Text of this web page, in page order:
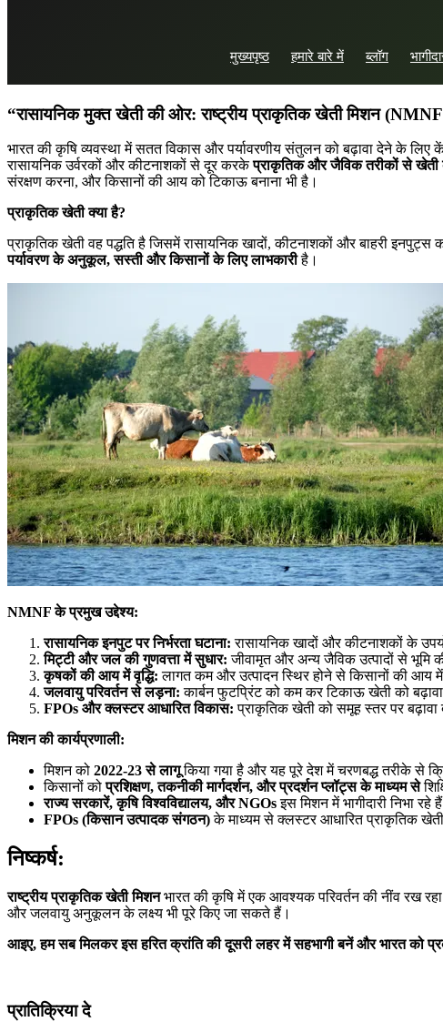
मुख्यपृष्ठ हमारे बारे में ब्लॉग
“रासायनिक मुक्त खेती की ओर:राष्ट्रीय प्राकृतिक खेती मिशन
भारत की कृषि व्यवस्था में सतत विकास और पर्यावरणीय संतुलन को बढ़ावा देने के लिए
रासायनिक उर्वरकों और कीटनाशकों से दूर करकेप्राकृतिक और जैविक तरीकों से खेती
संरक्षण करना, और किसानों की आय को टिकाऊ बनाना भी है।
प्राकृतिक खेती क्या है?
प्राकृतिक खेती वह पद्धति है जिसमें रासायनिक खादों, कीटनाशकों और बाहरी इनपुट्स
पर्यावरण के अनुकूल,सस्ती और किसानों के लिए लाभकारीहै।
NMNFके प्रमुख उद्देश्य:
रासायनिक इनपुट पर निर्भरता घटाना: रासायनिक खादों और कीटनाशकों के
मिट्टी और जल की गुणवत्ता में सुधार: जीवामृत और अन्य जैविक उत्पादों से भूमि
कृषकों की आय में वृद्धि: लागत कम और उत्पादन स्थिर होने से किसानों की आय में
जलवायु परिवर्तन से लड़ना: कार्बन फुटप्रिंट को कम कर टिकाऊ खेती को बढ़ावा
FPOs और क्लस्टर आधारित विकास: प्राकृतिक खेती को समूह स्तर पर बढ़ावा
मिशन की कार्यप्रणाली:
मिशन को 2022-23से लागूकिया गया है और यह पूरे देश में चरणबद्ध तरीके से
किसानों कोप्रशिक्षण,तकनीकी मार्गदर्शन, और प्रदर्शन प्लॉट्स के माध्यम से
राज्य सरकारें,कृषि विश्वविद्यालय, औरNGOsइस मिशन में भागीदारी निभा रहे
FPOs (किसान उत्पादक संगठन)के माध्यम से क्लस्टर आधारित प्राकृतिक खेती
निष्कर्ष:
राष्ट्रीय प्राकृतिक खेती मिशनभारत की कृषि में एक आवश्यक परिवर्तन की नींव रख
और जलवायु अनुकूलन के लक्ष्य भी पूरे किए जा सकते हैं।
आइए,हम सब मिलकर इस हरित क्रांति की दूसरी लहर में सहभागी बनें और भारत को
प्रातिक्रिया दे